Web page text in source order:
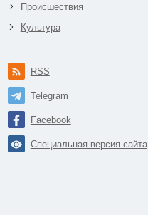
Происшествия
Культура
RSS
Telegram
Facebook
Специальная версия сайта